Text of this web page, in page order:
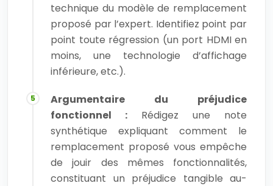
technique du modèle de remplacement
proposé par l’expert. Identifiez point par
point toute régression (un port HDMI en
moins, une technologie d’affichage
inférieure, etc.).
Argumentaire du préjudice
fonctionnel : Rédigez une note
synthétique expliquant comment le
remplacement proposé vous empêche
de jouir des mêmes fonctionnalités,
constituant un préjudice tangible au-